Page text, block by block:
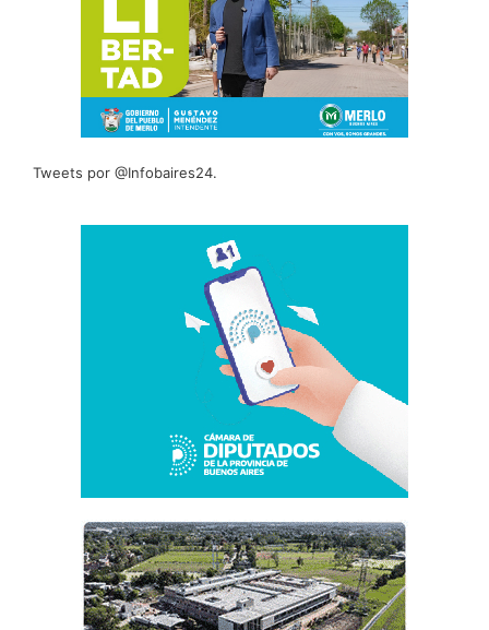
Tweets por @Infobaires24.